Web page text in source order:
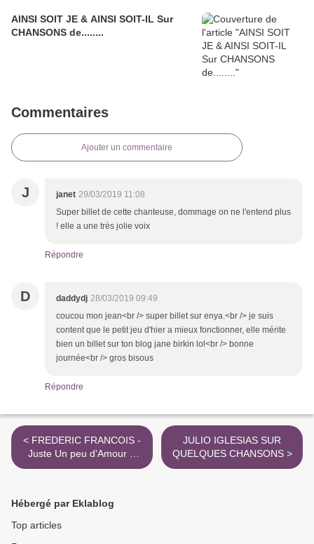
AINSI SOIT JE & AINSI SOIT-IL Sur
CHANSONS de........
Commentaires
Ajouter un commentaire
J janet 29/03/2019 11:08
Super billet de cette chanteuse, dommage on ne l'entend plus
! elle a une très jolie voix
Répondre
D daddydj 28/03/2019 09:49
coucou mon jean<br /> super billet sur enya.<br /> je suis
content que le petit jeu d'hier a mieux fonctionner, elle mérite
bien un billet sur ton blog jane birkin lol<br /> bonne
journée<br /> gros bisous
Répondre
< FREDERIC FRANCOIS -
Juste Un peu d'Amour &
SUR d'AUTRES
JULIO IGLESIAS SUR
QUELQUES CHANSONS >
Hébergé par Eklablog
Top articles